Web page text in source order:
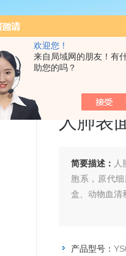
欢迎您！
来自局域网的朋友！有
助您的吗？
人肺表面活性蛋白C(SP-
人肺表
简要描述： 人
胞系，原代
盒、动物血清
产品型号：